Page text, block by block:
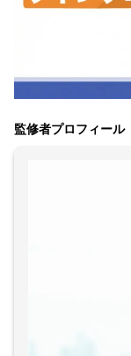
監修者プロフィール